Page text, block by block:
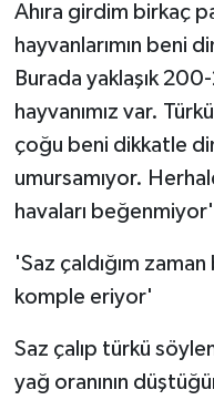
Ahıra girdim birkaç
hayvanlarımın beni
Burada yaklaşık
hayvanımız var.
çoğu beni dikkatle
umursamıyor.
havaları
'Saz çaldığım zaman
komple eriyor'
Saz çalıp türkü
yağ oranının